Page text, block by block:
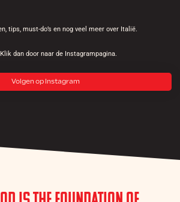
tips, must-do’s en nog veel meer over Italië.
dan door naar de Instagrampagina.
Volgen op Instagram